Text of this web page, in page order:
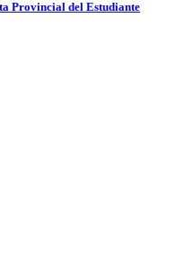
Provincial del Estudiante